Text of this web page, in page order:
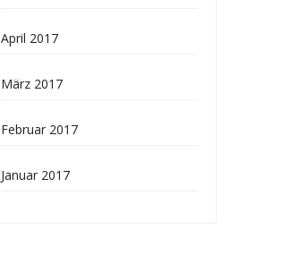
April 2017
März 2017
Februar 2017
Januar 2017